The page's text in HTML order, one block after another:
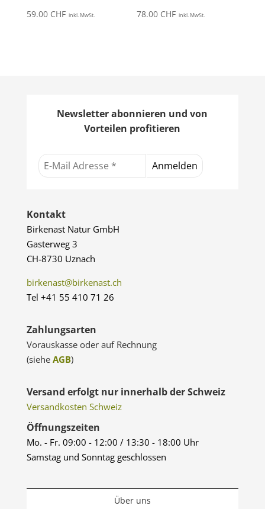
59.00 CHF inkl. MwSt. 78.00 CHF inkl. MwSt.
Newsletter abonnieren und von
Vorteilen profitieren
Kontakt
Birkenast Natur GmbH
Gasterweg 3
CH-8730 Uznach
birkenast@birkenast.ch
Tel +41 55 410 71 26
Zahlungsarten
Vorauskasse oder auf Rechnung
(siehe AGB)
Versand erfolgt nur innerhalb der Schweiz
Versandkosten Schweiz
Öffnungszeiten
Mo. - Fr. 09:00 - 12:00 / 13:30 - 18:00 Uhr
Samstag und Sonntag geschlossen
Über uns